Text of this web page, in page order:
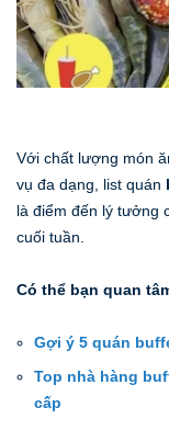
Với chất lượng món
vụ đa dạng, list quán
là điểm đến lý tưởng
cuối tuần.
Có thể bạn quan
Gợi ý 5 quán
Top nhà hàng
cấp